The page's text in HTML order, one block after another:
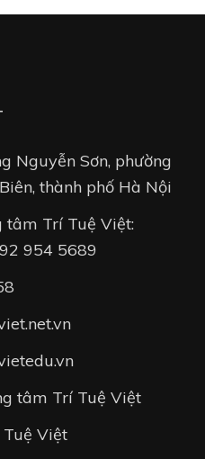
Nguyễn Sơn, phường
thành phố Hà Nội
tâm Trí Tuệ Việt:
954 5689
tâm Trí Tuệ Việt
Việt